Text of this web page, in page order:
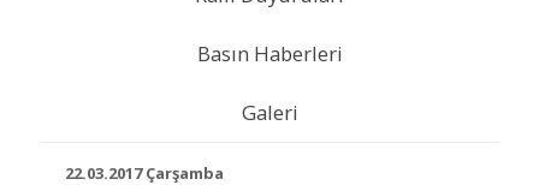
Basın Haberleri
Galeri
22.03.2017 Çarşamba